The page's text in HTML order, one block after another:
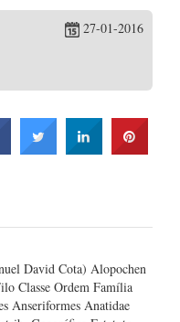
27-01-2016
David Cota) Alopochen
Classe Ordem Família
Anseriformes Anatidae